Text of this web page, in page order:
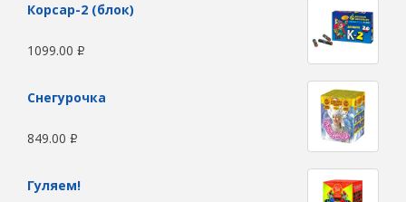
Корсар-2 (блок)
1099.00 Р
Снегурочка
849.00 Р
Гуляем!